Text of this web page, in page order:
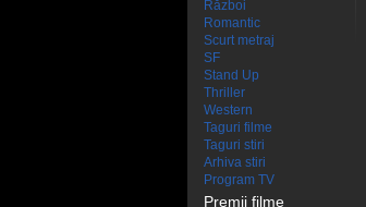
Război
Romantic
Scurt metraj
SF
Stand Up
Thriller
Western
Taguri filme
Taguri stiri
Arhiva stiri
Program TV
Premii filme